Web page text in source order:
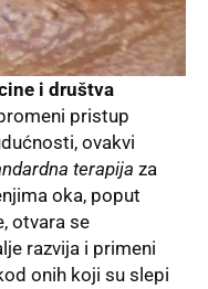
i društva
pristup
ovakvi
terapija za
oka, poput
otvara se
razvija i primeni
onih koji su slepi